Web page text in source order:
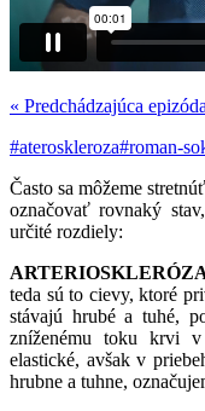
« Predchádzajúca epizóda
#ateroskleroza#roman-
Často sa môžeme
označovať rovnaký
určité rozdiely:
teda sú to cievy, ktoré
stávajú hrubé a tuhé,
zníženému toku krvi
elastické, avšak v
hrubne a tuhne,